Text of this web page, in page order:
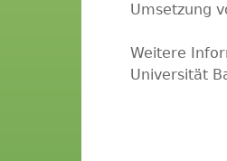
Umsetzung
Weitere
Universität